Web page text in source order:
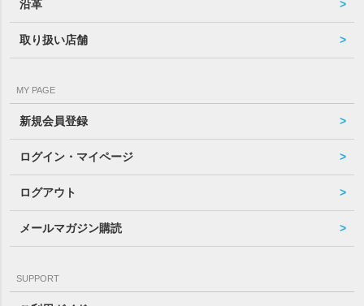
沿革
取り扱い店舗
MY PAGE
新規会員登録
ログイン・マイページ
ログアウト
メールマガジン購読
SUPPORT